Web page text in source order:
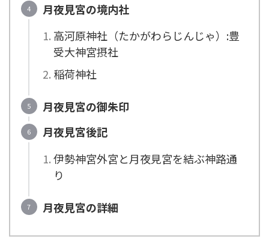
月夜見宮の境内社
高河原神社（たかがわらじんじゃ）:豊
受大神宮摂社
稲荷神社
月夜見宮の御朱印
月夜見宮後記
伊勢神宮外宮と月夜見宮を結ぶ神路通
り
月夜見宮の詳細